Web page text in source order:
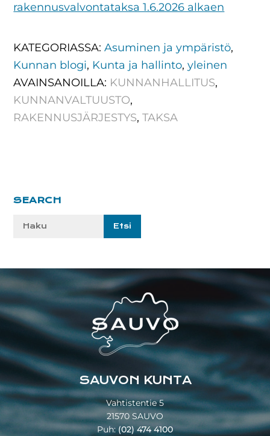
rakennusvalvontataksa 1.6.2026 alkaen
KATEGORIASSA:Asuminen ja ympäristö,
Kunnan blogi, Kunta ja hallinto,yleinen
AVAINSANOILLA: KUNNANHALLITUS,
KUNNANVALTUUSTO,
RAKENNUSJÄRJESTYS,TAKSA
Ensisijainen
SEARCH
Etsi
Footer
SAUVON KUNTA
Vahtistentie 5
21570 SAUVO
Puh:(02) 474 4100